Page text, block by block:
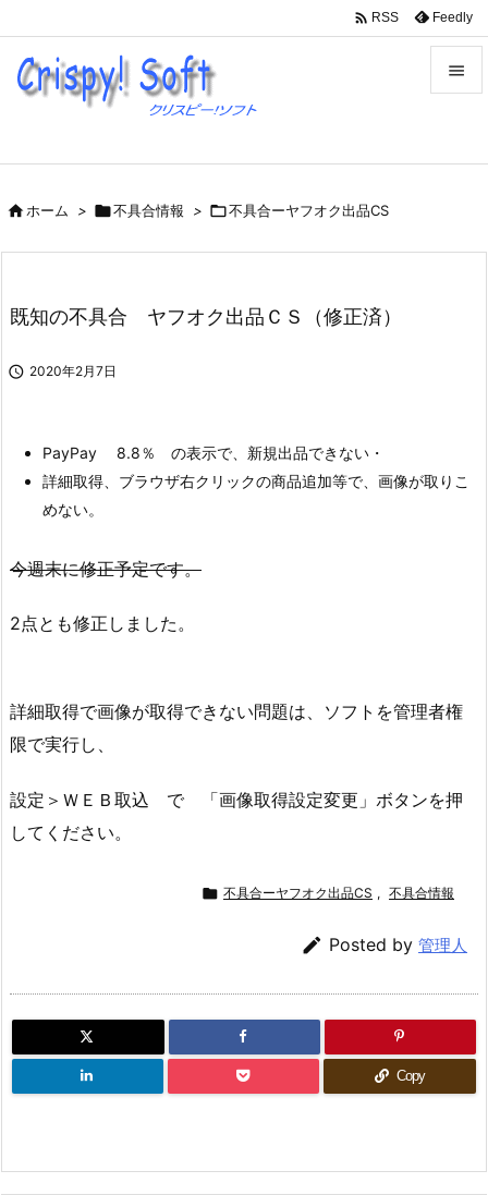


前へ
 RSS Feedly
ホーム > 不具合情報 > 不具合ーヤフオク出品CS
既知の不具合 ヤフオク出品ＣＳ（修正済）
 2020年2月7日
PayPay 8.8％ の表示で、新規出品できない・
詳細取得、ブラウザ右クリックの商品追加等で、画像が取りこ
めない。
今週末に修正予定です。
2点とも修正しました。
詳細取得で画像が取得できない問題は、ソフトを管理者権
限で実行し、
設定＞ＷＥＢ取込 で 「画像取得設定変更」ボタンを押
してください。
 不具合ーヤフオク出品CS , 不具合情報
 Posted by 管理人
Copy